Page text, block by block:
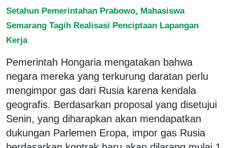
Setahun Pemerintahan Prabowo, Mahasiswa
Semarang Tagih Realisasi Penciptaan Lapangan
Kerja
Pemerintah Hongaria mengatakan bahwa
negara mereka yang terkurung daratan perlu
mengimpor gas dari Rusia karena kendala
geografis. Berdasarkan proposal yang disetujui
Senin, yang diharapkan akan mendapatkan
dukungan Parlemen Eropa, impor gas Rusia